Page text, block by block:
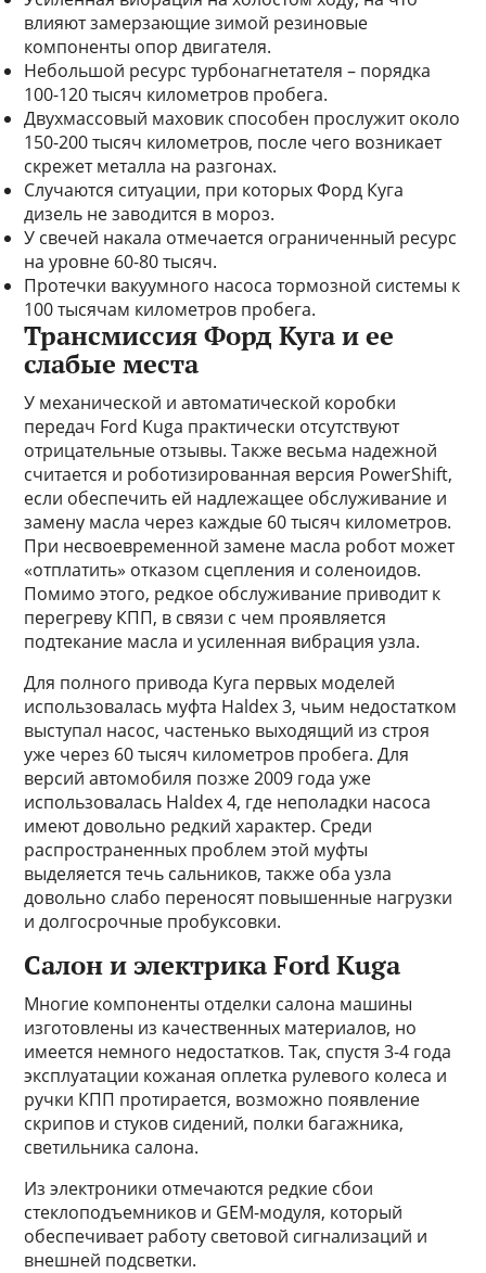
влияют замерзающие зимой резиновые
компоненты опор двигателя.
Небольшой ресурс турбонагнетателя – порядка
100-120 тысяч километров пробега.
Двухмассовый маховик способен прослужит около
150-200 тысяч километров, после чего возникает
скрежет металла на разгонах.
Случаются ситуации, при которых Форд Куга
дизель не заводится в мороз.
У свечей накала отмечается ограниченный ресурс
на уровне 60-80 тысяч.
Протечки вакуумного насоса тормозной системы к
100 тысячам километров пробега.
Трансмиссия Форд Куга и ее
слабые места
У механической и автоматической коробки
передач Ford Kuga практически отсутствуют
отрицательные отзывы. Также весьма надежной
считается и роботизированная версия PowerShift,
если обеспечить ей надлежащее обслуживание и
замену масла через каждые 60 тысяч километров.
При несвоевременной замене масла робот может
«отплатить» отказом сцепления и соленоидов.
Помимо этого, редкое обслуживание приводит к
перегреву КПП, в связи с чем проявляется
подтекание масла и усиленная вибрация узла.
Для полного привода Куга первых моделей
использовалась муфта Haldex 3, чьим недостатком
выступал насос, частенько выходящий из строя
уже через 60 тысяч километров пробега. Для
версий автомобиля позже 2009 года уже
использовалась Haldex 4, где неполадки насоса
имеют довольно редкий характер. Среди
распространенных проблем этой муфты
выделяется течь сальников, также оба узла
довольно слабо переносят повышенные нагрузки
и долгосрочные пробуксовки.
Салон и электрика Ford Kuga
Многие компоненты отделки салона машины
изготовлены из качественных материалов, но
имеется немного недостатков. Так, спустя 3-4 года
эксплуатации кожаная оплетка рулевого колеса и
ручки КПП протирается, возможно появление
скрипов и стуков сидений, полки багажника,
светильника салона.
Из электроники отмечаются редкие сбои
стеклоподъемников и GEM-модуля, который
обеспечивает работу световой сигнализаций и
внешней подсветки.